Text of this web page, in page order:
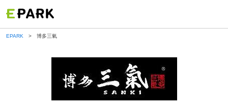
EPARK 博多三氣